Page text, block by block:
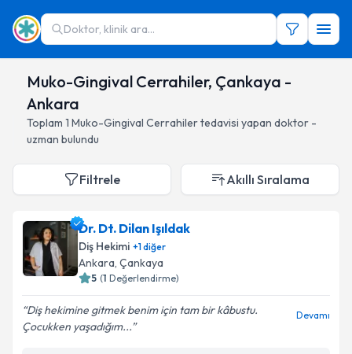
Doktor, klinik ara...
Muko-Gingival Cerrahiler, Çankaya -
Ankara
Toplam 1 Muko-Gingival Cerrahilertedavisi yapan doktor -
uzman bulundu
Filtrele Akıllı Sıralama
Dr. Dt. Dilan Işıldak
Diş Hekimi +1diğer
Ankara, Çankaya
5 (1 Değerlendirme)
Diş hekimine gitmek benim için tam bir kâbustu.
Çocukken yaşadığım...
Devamı